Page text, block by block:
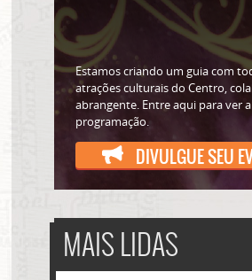
Estamos criando um guia com
atrações culturais do Centro,
abrangente. Entre aqui para ver a
programação.
DIVULGUE SEU
MAIS LIDAS